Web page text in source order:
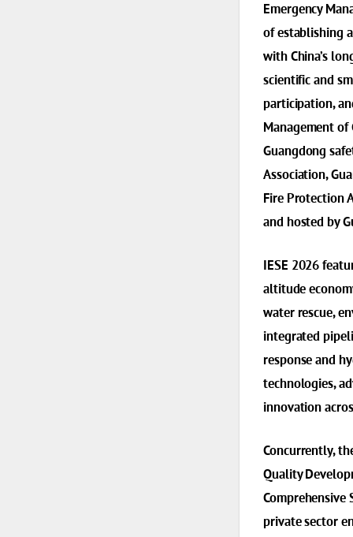
Emergency
of establishing
with China’s
scientific and
participation,
Management of
Guangdong
Association,
Fire Protection
and hosted by
IESE 2026
altitude
water rescue,
integrated
response and
technologies,
innovation
Concurrently,
Quality
Comprehensive
private sector